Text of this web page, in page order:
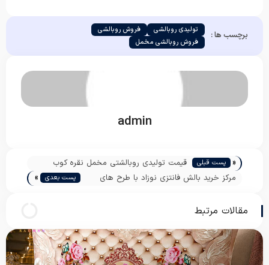
برچسب ها : تولیدی روبالشی
فروش روبالشی
فروش روبالشی مخمل
admin
« پست قبلی
قیمت تولیدی روبالشتی مخمل نقره کوب
مرکز خرید بالش فانتزی نوزاد با طرح های
پست بعدی »
مقالات مرتبط